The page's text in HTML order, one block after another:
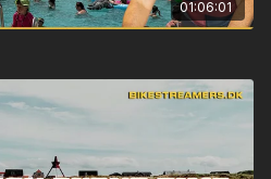
01:06:01